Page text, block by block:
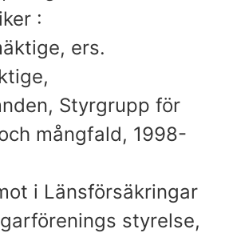
:
ers.
Styrgrupp för
mångfald, 1998-
i Länsförsäkringar
styrelse,